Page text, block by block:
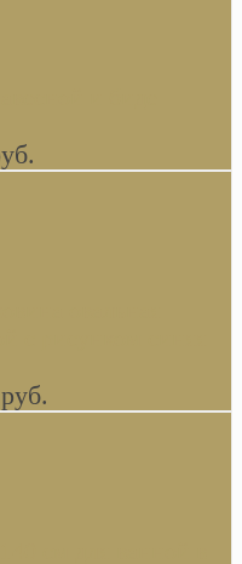
овальная
с рисунком синяя